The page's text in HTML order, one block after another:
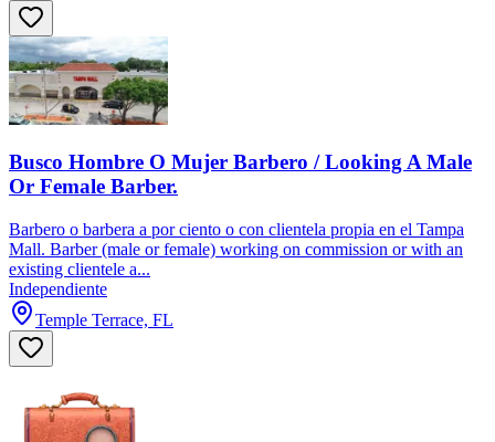
Busco Hombre O Mujer Barbero / Looking A Male
Or Female Barber.
Barbero o barbera a por ciento o con clientela propia en el Tampa
Mall. Barber (male or female) working on commission or with an
existing clientele a...
Independiente
Temple Terrace, FL